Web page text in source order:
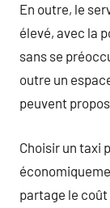
En outre, le
élevé, avec la
sans se
outre un
peuvent
Choisir un taxi
partage le